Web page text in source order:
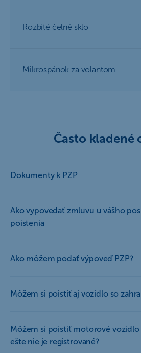
Rozbité čelné sklo
Mikrospánok za volantom
Často kladené
Dokumenty k PZP
Ako vypovedať zmluvu u vášho
poistenia
Ako môžem podať výpoveď PZP?
Môžem si poistiť aj vozidlo so
Môžem si poistiť motorové vozidlo
ešte nie je registrované?